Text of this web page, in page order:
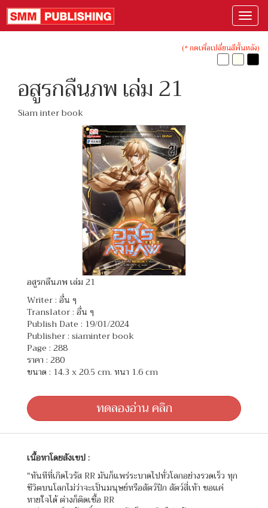
(* กดเพื่อเปลี่ยนสีพื้นหลัง)
อสูรกลืนภพ เล่ม 21
Siam inter book
อสูรกลืนภพ เล่ม 21
Writer : อื่น ๆ
Translator : อื่น ๆ
Publish Date : 19/01/2024
Publisher : siaminter book
Page : 288
ราคา : 280
ขนาด : 14.3 x 20.5 cm. หนา 1.6 cm
ทดลองอ่าน คลิก
เนื้อหาโดยสังเขป :
"ทันทีที่เกิดไวรัส RR มันก็แพร่ระบาดไปทั่วโลกอย่างรวดเร็ว ทุก
ชีวิตบนโลกไม่ว่าจะเป็นมนุษย์หรือสัตว์ปีก สัตว์สี่เท้า ขอแค่
หายใจได้ ต่างก็ติดเชื้อ RR